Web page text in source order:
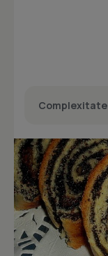
Complexitate